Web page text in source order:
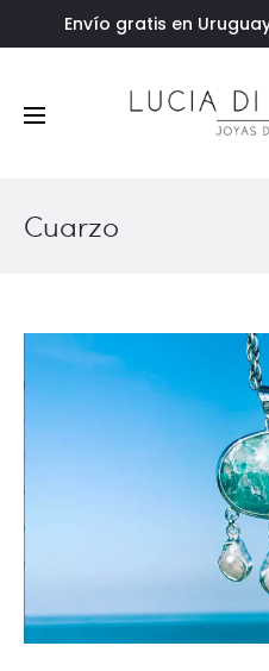
Envío gratis en
Cuarzo